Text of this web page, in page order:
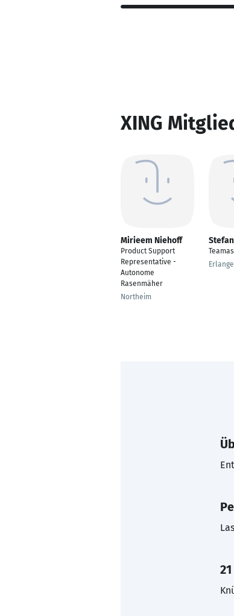
XING
Mirieem Niehoff
Product Support
Representative -
Autonome
Rasenmäher
Northeim